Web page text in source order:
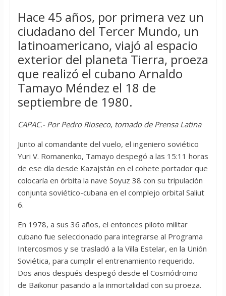
Hace 45 años, por primera vez un
ciudadano del Tercer Mundo, un
latinoamericano, viajó al espacio
exterior del planeta Tierra, proeza
que realizó el cubano Arnaldo
Tamayo Méndez el 18 de
septiembre de 1980.
CAPAC.- Por Pedro Rioseco, tomado de Prensa Latina
Junto al comandante del vuelo, el ingeniero soviético
Yuri V. Romanenko, Tamayo despegó a las 15:11 horas
de ese día desde Kazajstán en el cohete portador que
colocaría en órbita la nave Soyuz 38 con su tripulación
conjunta soviético-cubana en el complejo orbital Saliut
6.
En 1978, a sus 36 años, el entonces piloto militar
cubano fue seleccionado para integrarse al Programa
Intercosmos y se trasladó a la Villa Estelar, en la Unión
Soviética, para cumplir el entrenamiento requerido.
Dos años después despegó desde el Cosmódromo
de Baikonur pasando a la inmortalidad con su proeza.